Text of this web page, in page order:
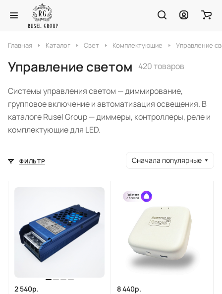
Главная Каталог Свет Комплектующие Управление
Управление светом 420 товаров
Системы управления светом — диммирование,
групповое включение и автоматизация освещения. В
каталоге Rusel Group — диммеры, контроллеры, реле и
комплектующие для LED.
ФИЛЬТР Сначала популярные
2 540р.
8 440р.